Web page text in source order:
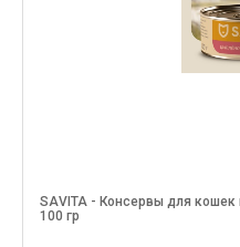
SAVITA - Консервы для кошек
100 гр